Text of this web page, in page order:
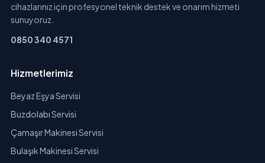
cihazlarınız için profesyonel teknik destek ve onarım hizmeti
sunuyoruz.
0850 340 4571
Hizmetlerimiz
Beyaz Eşya Servisi
Buzdolabı Servisi
Çamaşır Makinesi Servisi
Bulaşık Makinesi Servisi